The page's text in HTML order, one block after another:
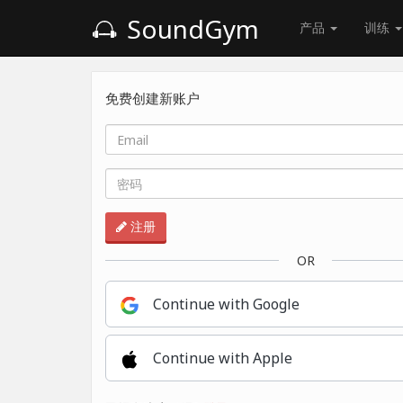
SoundGym 产品 训练
免费创建新账户
注册
OR
Continue with Google
Continue with Apple